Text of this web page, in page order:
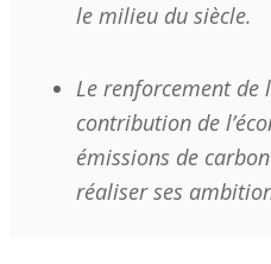
le milieu du siècle.
Le renforcement de
contribution de
émissions de
réaliser ses